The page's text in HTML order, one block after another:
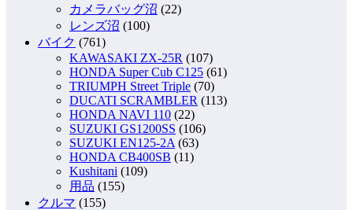
カメラバッグ沼 (22)
レンズ沼 (100)
バイク (761)
KAWASAKI ZX-25R (107)
HONDA Super Cub C125 (61)
TRIUMPH Street Triple (70)
DUCATI SCRAMBLER (113)
HONDA NAVI 110 (22)
SUZUKI GS1200SS (106)
SUZUKI EN125-2A (63)
HONDA CB400SB (11)
Kushitani (109)
用品 (155)
クルマ (155)